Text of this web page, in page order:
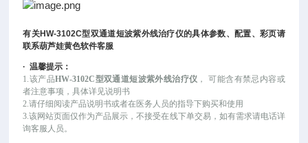
有关HW-3102C型双通道短波紫外线治疗仪的具体参数、配置、彩页请
联系葫芦娃黄色软件客服
·温馨提示：
1.该产品HW-3102C型双通道短波紫外线治疗仪 ， 可能含有禁忌内容或
者注意事项，具体详见说明书
2.请仔细阅读产品说明书或者在医务人员的指导下购买和使用
3.该网站页面仅作为产品展示，不接受在线下单交易，如有需求请电话详
询客服人员。